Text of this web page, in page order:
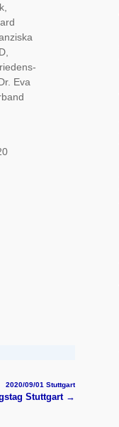
Eva
2020/09/01 Stuttgart
Stuttgart →